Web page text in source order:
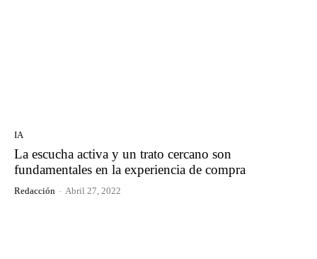
IA
La escucha activa y un trato cercano son
fundamentales en la experiencia de compra
Redacción - Abril 27, 2022